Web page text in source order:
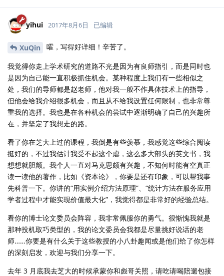
yihui 2017年8月6日 已编辑
XuQin 嚯，写得好详细！辛苦了。
我觉得你走上学术研究的道路不光是因为有良师指引，而是同时也
是因为自己能一直积极抓住机会。某种程度上我们有一些相似之
处，我们的导师都是赵老师，他对我一般不作具体技术上的指导，
但他会给我介绍很多机会，而且从不给我设置任何限制，也非常尊
重我的选择。我也是在各种机会的尝试中逐渐明确了自己的兴趣所
在，并坚定了我想走的路。
看了你在芝大上过的课程，我倒是有些羡慕，我感觉这些综合阅读
挺好的，不过我估计我受不起这个虐，这么多大部头的英文书，我
想想就胆颤。我个人一直对马克思颇有兴趣，不知何时能有空真正
读一读他的著作，比如《资本论》，你要是还有印象，可以帮我事
先科普一下。你讲的“用实例介绍方法原理”、“统计方法在服务应用
学者过程中才能实现价值最大化”，我觉得都是非常好的经验总结。
看你的博士论文委员会阵容，我非常佩服你的勇气。很惭愧我就是
那种投机取巧类型的，我的论文委员会我都是尽量挑好说话的老
师……你要是有什么关于这些教授的小八卦趣闻或是他们给了你怎样
的深刻启发，欢迎与我们分享一下。
去年 3 月底我去芝大的时候承蒙你和彪哥关照，请吃请喝陪遛包接